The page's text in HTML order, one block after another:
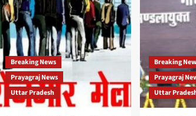
Breaking News
Prayagraj News
Uttar Pradesh
Breaking
Prayagraj
Uttar